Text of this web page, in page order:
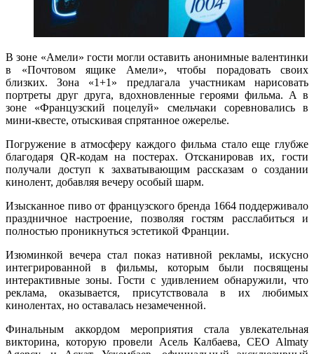
В зоне «Амели» гости могли оставить анонимные валентинки
в «Почтовом ящике Амели», чтобы порадовать своих
близких. Зона «1+1» предлагала участникам нарисовать
портреты друг друга, вдохновленные героями фильма. А в
зоне «Французский поцелуй» смельчаки соревновались в
мини-квесте, отыскивая спрятанное ожерелье.
Погружение в атмосферу каждого фильма стало еще глубже
благодаря QR-кодам на постерах. Отсканировав их, гости
получали доступ к захватывающим рассказам о создании
кинолент, добавляя вечеру особый шарм.
Изысканное пиво от французского бренда 1664 поддерживало
праздничное настроение, позволяя гостям расслабиться и
полностью проникнуться эстетикой Франции.
Изюминкой вечера стал показ нативной рекламы, искусно
интегрированной в фильмы, которым были посвящены
интерактивные зоны. Гости с удивлением обнаружили, что
реклама, оказывается, присутствовала в их любимых
кинолентах, но оставалась незамеченной.
Финальным аккордом мероприятия стала увлекательная
викторина, которую провели Асель Калбаева, CEO Almaty